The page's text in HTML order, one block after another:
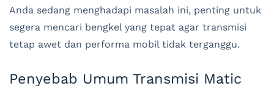
Anda sedang menghadapi masalah ini, penting untuk
segera mencari bengkel yang tepat agar transmisi
tetap awet dan performa mobil tidak terganggu.
Penyebab Umum Transmisi Matic